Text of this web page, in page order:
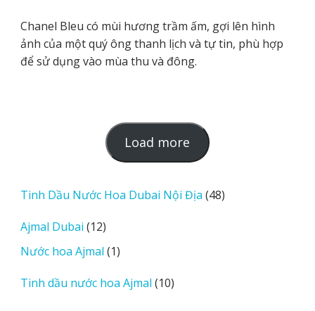
Chanel Bleu có mùi hương trầm ấm, gợi lên hình
ảnh của một quý ông thanh lịch và tự tin, phù hợp
để sử dụng vào mùa thu và đông.
Load more
o
d
Tinh Dầu Nước Hoa Dubai Nội Địa 4848
Ajmal Dubai 1212
sản
phẩm
Nước hoa Ajmal 11
phẩm
Tinh dầu nước hoa Ajmal 1010